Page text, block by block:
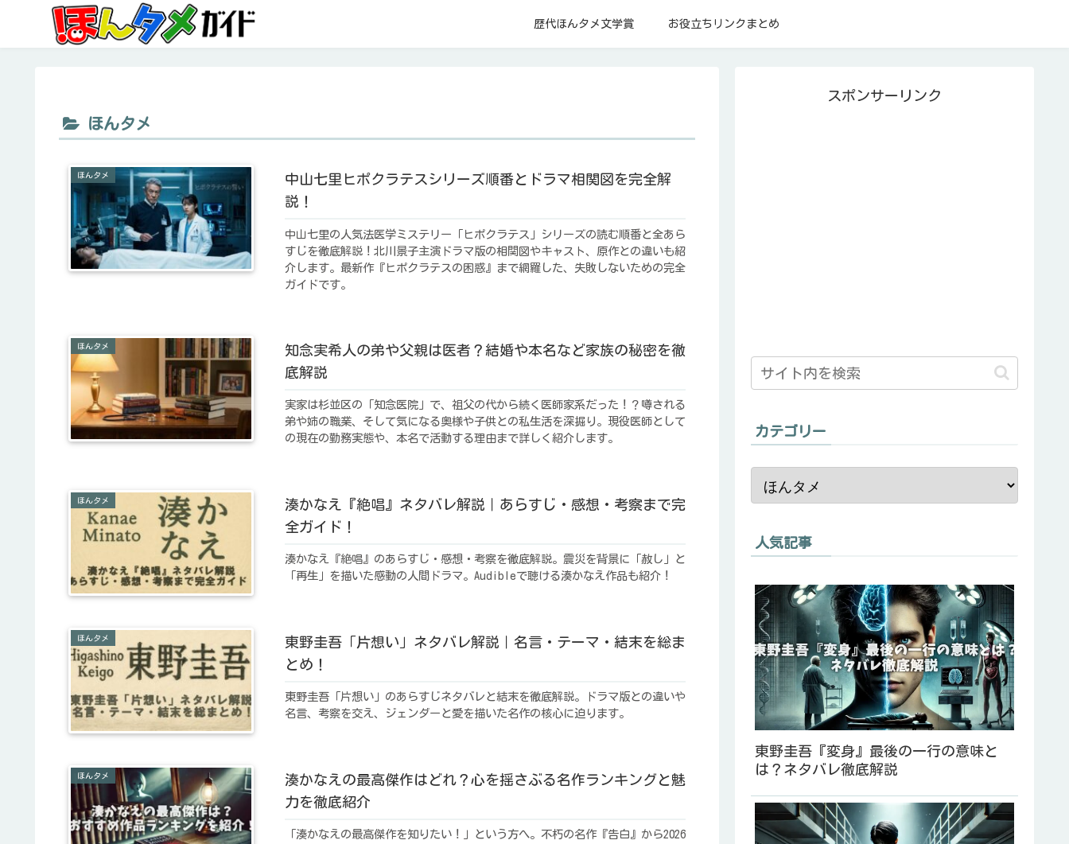
歴代ほんタメ文学賞 お役立ちリンクまとめ
ほんタメ
ほんタメ
中山七里ヒポクラテスシリーズ順番とドラマ相関図を完全解
説！
中山七里の人気法医学ミステリー「ヒポクラテス」シリーズの読む順番と全あら
すじを徹底解説！北川景子主演ドラマ版の相関図やキャスト、原作との違いも紹
介します。最新作『ヒポクラテスの困惑』まで網羅した、失敗しないための完全
ガイドです。
ほんタメ
知念実希人の弟や父親は医者？結婚や本名など家族の秘密を徹
底解説
実家は杉並区の「知念医院」で、祖父の代から続く医師家系だった！？噂される
弟や姉の職業、そして気になる奥様や子供との私生活を深掘り。現役医師として
の現在の勤務実態や、本名で活動する理由まで詳しく紹介します。
ほんタメ
湊かなえ『絶唱』ネタバレ解説｜あらすじ・感想・考察まで完
全ガイド！
湊かなえ『絶唱』のあらすじ・感想・考察を徹底解説。震災を背景に「赦し」と
「再生」を描いた感動の人間ドラマ。Audibleで聴ける湊かなえ作品も紹介！
ほんタメ
東野圭吾「片想い」ネタバレ解説｜名言・テーマ・結末を総ま
とめ！
東野圭吾「片想い」のあらすじネタバレと結末を徹底解説。ドラマ版との違いや
名言、考察を交え、ジェンダーと愛を描いた名作の核心に迫ります。
ほんタメ
湊かなえの最高傑作はどれ？心を揺さぶる名作ランキングと魅
力を徹底紹介
「湊かなえの最高傑作を知りたい！」という方へ。不朽の名作『告白』から2026
スポンサーリンク
カテゴリー
人気記事
東野圭吾『変身』最後の一行の意味と
は？ネタバレ徹底解説